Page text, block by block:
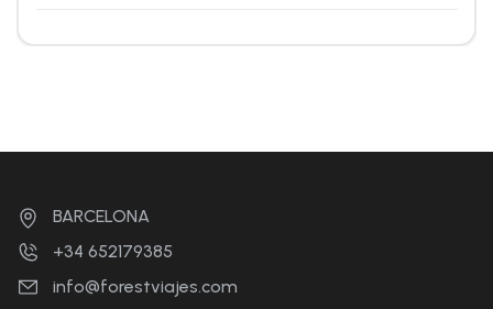
BARCELONA
+34 652179385
info@forestviajes.com